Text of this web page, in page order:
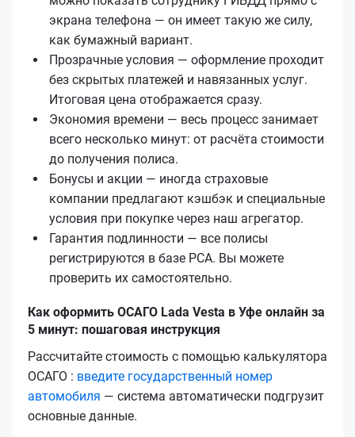
экрана телефона — он имеет такую же силу,
как бумажный вариант.
Прозрачные условия — оформление проходит
без скрытых платежей и навязанных услуг.
Итоговая цена отображается сразу.
Экономия времени — весь процесс занимает
всего несколько минут: от расчёта стоимости
до получения полиса.
Бонусы и акции — иногда страховые
компании предлагают кэшбэк и специальные
условия при покупке через наш агрегатор.
Гарантия подлинности — все полисы
регистрируются в базе РСА. Вы можете
проверить их самостоятельно.
Как оформить ОСАГО Lada Vesta в Уфе онлайн за
5 минут: пошаговая инструкция
Рассчитайте стоимость с помощью калькулятора
ОСАГО : введите государственный номер
автомобиля — система автоматически подгрузит
основные данные.